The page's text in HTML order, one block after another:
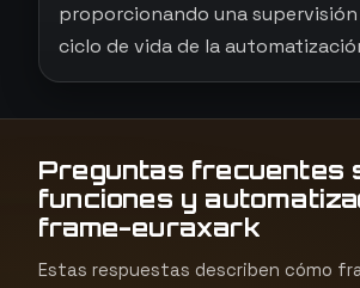
proporcionando una supervisión
ciclo de vida de la
Preguntas frecuentes
funciones y
frame-euraxark
Estas respuestas describen cómo